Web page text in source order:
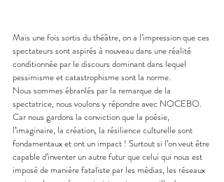
Mais une fois sortis du théâtre, on a l’impression que ces
spectateurs sont aspirés à nouveau dans une réalité
conditionnée par le discours dominant dans lequel
pessimisme et catastrophisme sont la norme.
Nous sommes ébranlés par la remarque de la
spectatrice, nous voulons y répondre avec NOCEBO.
Car nous gardons la conviction que la poésie,
l’imaginaire, la création, la résilience culturelle sont
fondamentaux et ont un impact ! Surtout si l’on veut être
capable d’inventer un autre futur que celui qui nous est
imposé de manière fataliste par les médias, les réseaux